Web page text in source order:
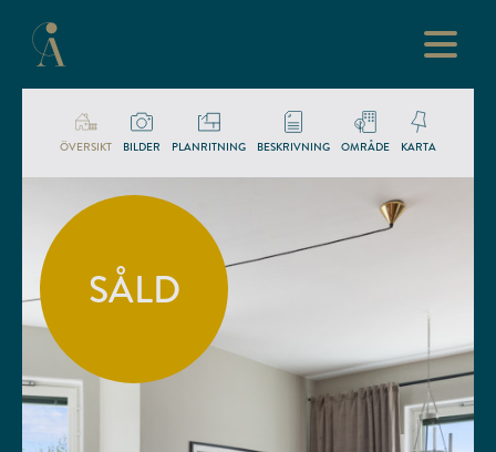
ÖVERSIKT BILDER PLANRITNING BESKRIVNING OMRÅDE KARTA
SÅLD